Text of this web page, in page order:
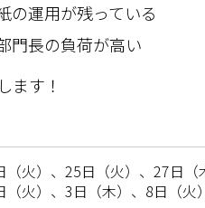
の運用が残っている
門長の負荷が高い
ます！
火）、25日（火）、27日（
火）、3日（木）、8日（火